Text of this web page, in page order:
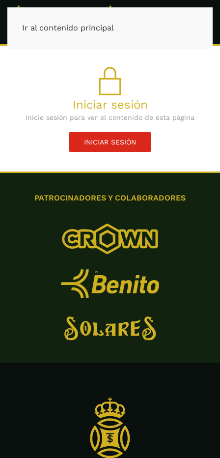
Ir al contenido principal
Iniciar sesión
Inicie sesión para ver el contenido de esta página
INICIAR SESIÓN
PATROCINADORES Y COLABORADORES